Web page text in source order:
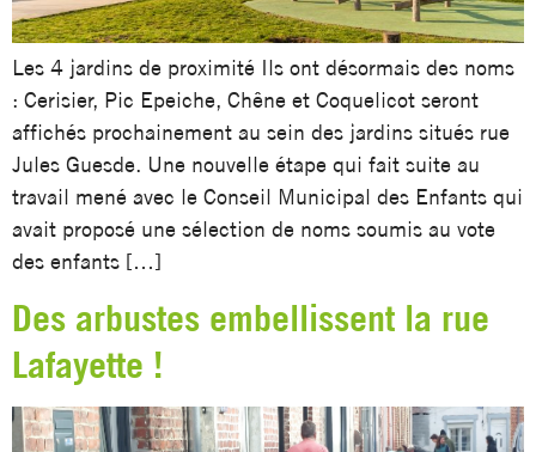
Les 4 jardins de proximité Ils ont désormais des noms
: Cerisier, Pic Epeiche, Chêne et Coquelicot seront
affichés prochainement au sein des jardins situés rue
Jules Guesde. Une nouvelle étape qui fait suite au
travail mené avec le Conseil Municipal des Enfants qui
avait proposé une sélection de noms soumis au vote
des enfants […]
Des arbustes embellissent la rue
Lafayette !